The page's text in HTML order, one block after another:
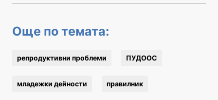
Още по темата:
репродуктивни проблеми ПУДООС
младежки дейности правилник